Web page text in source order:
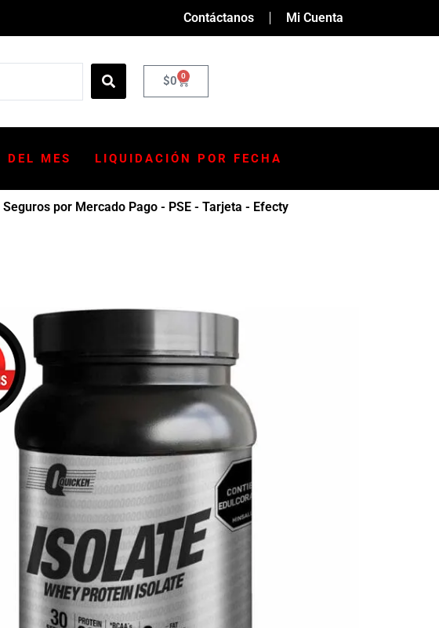
Contáctanos Mi Cuenta
$0 0
DEL MES LIQUIDACIÓN POR FECHA
Seguros por Mercado Pago - PSE - Tarjeta - Efecty